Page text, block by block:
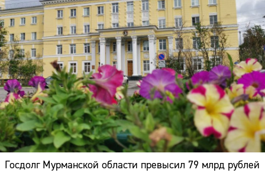
Госдолг Мурманской области превысил 79 млрд рублей